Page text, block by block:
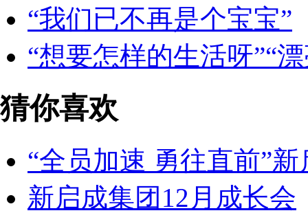
“我们已不再是个宝宝”
“想要怎样的生活呀”“
猜你喜欢
“全员加速 勇往直前”
​新启成集团12月成长会